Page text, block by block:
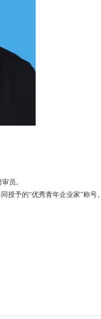
员。
授予的“优秀青年企业家”称号。